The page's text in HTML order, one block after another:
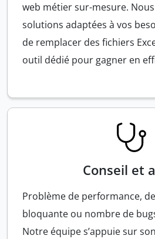
web métier sur-mesure.
solutions adaptées à vos
de remplacer des fichiers
outil dédié pour gagner en
Conseil et
Problème de performance,
bloquante ou nombre de
Notre équipe s’appuie sur